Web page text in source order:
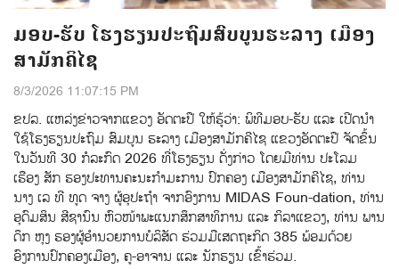
ມອບ-ຮັບ ໂຮງຮຽນປະຖົມສົບບູນຮະລາງ ເມືອງ
ສາມັກຄິໄຊ
8/3/2026 11:07:15 PM
ຂປລ. ແຫລ່ງຂ່າວຈາກແຂວງ ອັດຕະປື ໃຫ້ຮູ້ວ່າ: ພິທີມອບ-ຮັບ ແລະ ເປີດນຳ
ໃຊ້ໂຮງຮຽນປະຖົມ ສົມບູນ ຮະລາງ ເມືອງສາມັກຄີໄຊ ແຂວງອັດຕະປື ຈັດຂຶ້ນ
ໃນວັນທີ 30 ກໍລະກົດ 2026 ທີ່ໂຮງຮຽນ ດັ່ງກ່າວ ໂດຍມີທ່ານ ປະໂລມ
ເຮືອງ ສັກ ຮອງປະທານຄະນະກຳມະການ ປົກຄອງ ເມືອງສາມັກຄີໄຊ, ທ່ານ
ນາງ ເລ ທີ ທູດ ຈາງ ຜູ້ອຸປະຖຳ ຈາກອົງການ MIDAS Foun-dation, ທ່ານ
ອຸດົມສິນ ສີຊານົນ ຫົວໜ້າພະແນກສຶກສາທິການ ແລະ ກິລາແຂວງ, ທ່ານ ພານ
ດຶກ ຫຸງ ຮອງຜູ້ອຳນວຍການບໍລິສັດ ຮ່ວມມືເສດຖະກິດ 385 ພ້ອມດ້ວຍ
ອົງການປົກຄອງເມືອງ, ຄູ-ອາຈານ ແລະ ນັກຮຽນ ເຂົ້າຮ່ວມ.